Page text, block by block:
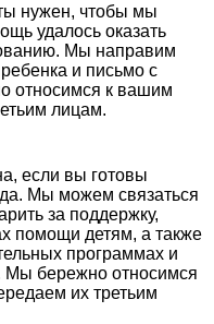
нужен, чтобы мы
удалось оказать
Мы направим
ребенка и письмо с
относимся к вашим
лицам.
если вы готовы
Мы можем связаться
за поддержку,
помощи детям, а также
программах и
Мы бережно относимся
их третьим